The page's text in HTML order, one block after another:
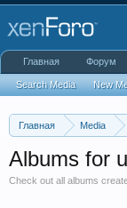
Главная Media
Albums for
Check out all albums
Главная Форум
Search Media New